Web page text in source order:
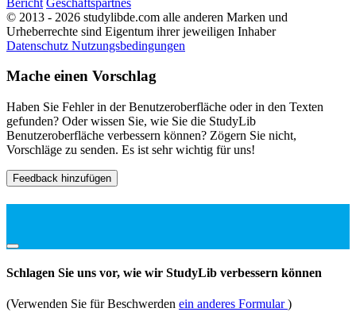
© 2013 - 2026 studylibde.com alle anderen Marken und
Urheberrechte sind Eigentum ihrer jeweiligen Inhaber
Datenschutz Nutzungsbedingungen
Mache einen Vorschlag
Haben Sie Fehler in der Benutzeroberfläche oder in den Texten
gefunden? Oder wissen Sie, wie Sie die StudyLib
Benutzeroberfläche verbessern können? Zögern Sie nicht,
Vorschläge zu senden. Es ist sehr wichtig für uns!
Feedback hinzufügen
Schlagen Sie uns vor, wie wir StudyLib verbessern können
(Verwenden Sie für Beschwerden ein anderes Formular)